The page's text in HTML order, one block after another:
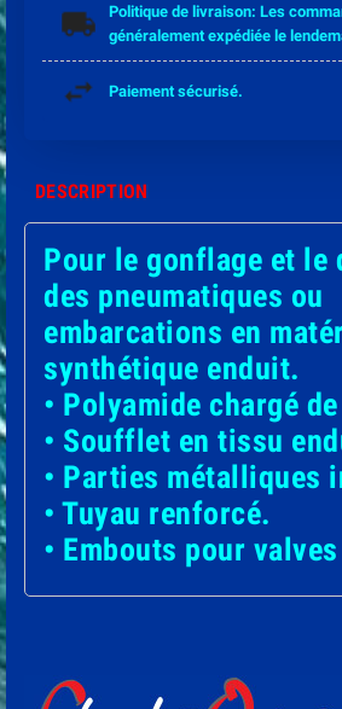
Politique de livraison: Les
généralement expédiée le
Paiement sécurisé.
DESCRIPTION
Pour le gonflage et le
des pneumatiques ou
embarcations en
synthétique enduit.
• Polyamide chargé
• Soufflet en tissu
• Parties métalliques
• Tuyau renforcé.
• Embouts pour